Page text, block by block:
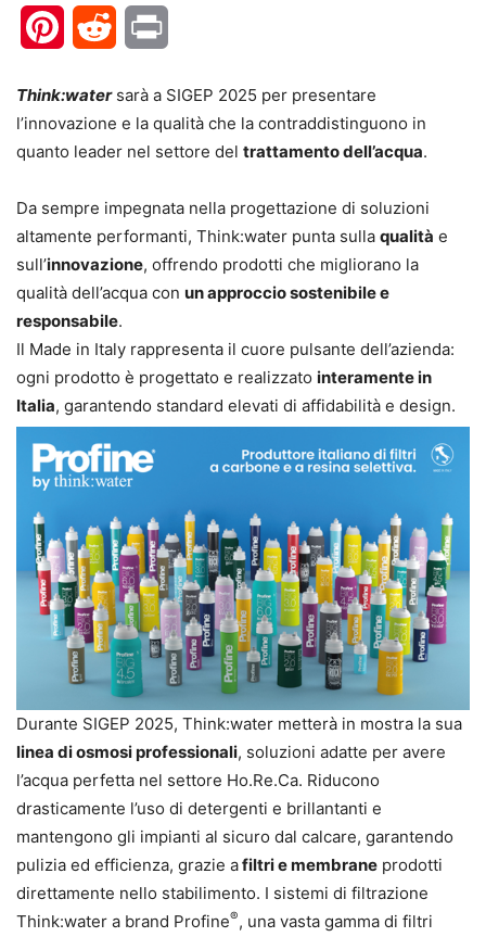
PinterestReddit
Think:watersarà a SIGEP 2025 per presentare
l’innovazione e la qualità che la contraddistinguono in
quanto leader nel settore del trattamento dell’acqua.
Da sempre impegnata nella progettazione di soluzioni
altamente performanti, Think:water punta sulla qualità e
sull’innovazione, offrendo prodotti che migliorano la
qualità dell’acqua con un approccio sostenibile e
responsabile.
Il Made in Italy rappresenta il cuore pulsante dell’azienda:
ogni prodotto è progettato e realizzato interamente in
Italia, garantendo standard elevati di affidabilità e design.
Durante SIGEP 2025, Think:water metterà in mostra la sua
linea di osmosi professionali, soluzioni adatte per avere
l’acqua perfetta nel settore Ho.Re.Ca. Riducono
drasticamente l’uso di detergenti e brillantanti e
mantengono gli impianti al sicuro dal calcare, garantendo
pulizia ed efficienza, grazie afiltri e membrane prodotti
direttamente nello stabilimento. I sistemi di filtrazione
Think:water a brand Profine®, una vasta gamma di filtri